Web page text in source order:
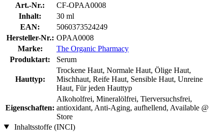
Art.-Nr.:
CF-OPAA0008
Inhalt:
30 ml
EAN:
5060373524249
Hersteller-Nr.: OPAA0008
Marke:
The Organic Pharmacy
Produktart:
Serum
Hauttyp:
Trockene Haut, Normale Haut, Ölige Haut,
Mischhaut, Reife Haut, Sensible Haut, Unreine
Haut, Für jeden Hauttyp
Eigenschaften:
Alkoholfrei, Mineralölfrei, Tierversuchsfrei,
antioxidant, Anti-Aging, aufhellend, Available @
Store
Inhaltsstoffe (INCI)